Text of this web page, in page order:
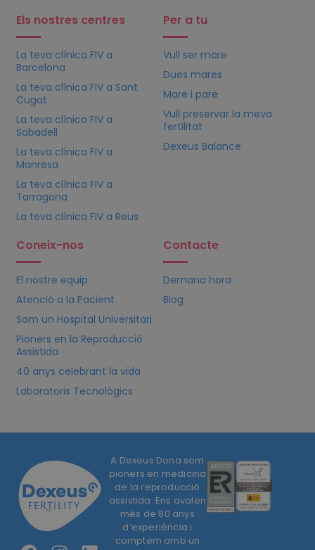
Els nostres centres
La teva clínica FIVa
Barcelona
La teva clínica FIVa Sant
Cugat
La teva clínica FIVa
Sabadell
La teva clínica FIVa
Manresa
La teva clínica FIVa
Tarragona
La teva clínica FIVa Reus
Per a tu
Vull ser mare
Dues mares
Mare i pare
Vull preservar la meva
fertilitat
Dexeus Balance
Coneix-nos
El nostre equip
Atenció a la Pacient
Som un Hospital Universitari
Pioners en la Reproducció
Assistida
40 anys celebrant la vida
Laboratoris Tecnològics
Contacte
Demana hora
Blog
A Dexeus Dona som
pioners en medicina
de la reproducció
assistida. Ens avalen
més de 80 anys
d’experiència i
comptem amb un